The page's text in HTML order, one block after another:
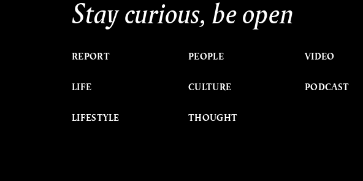
Stay curious, be open
REPORT
LIFE
LIFESTYLE
PEOPLE
CULTURE
THOUGHT
VIDEO
PODCAST